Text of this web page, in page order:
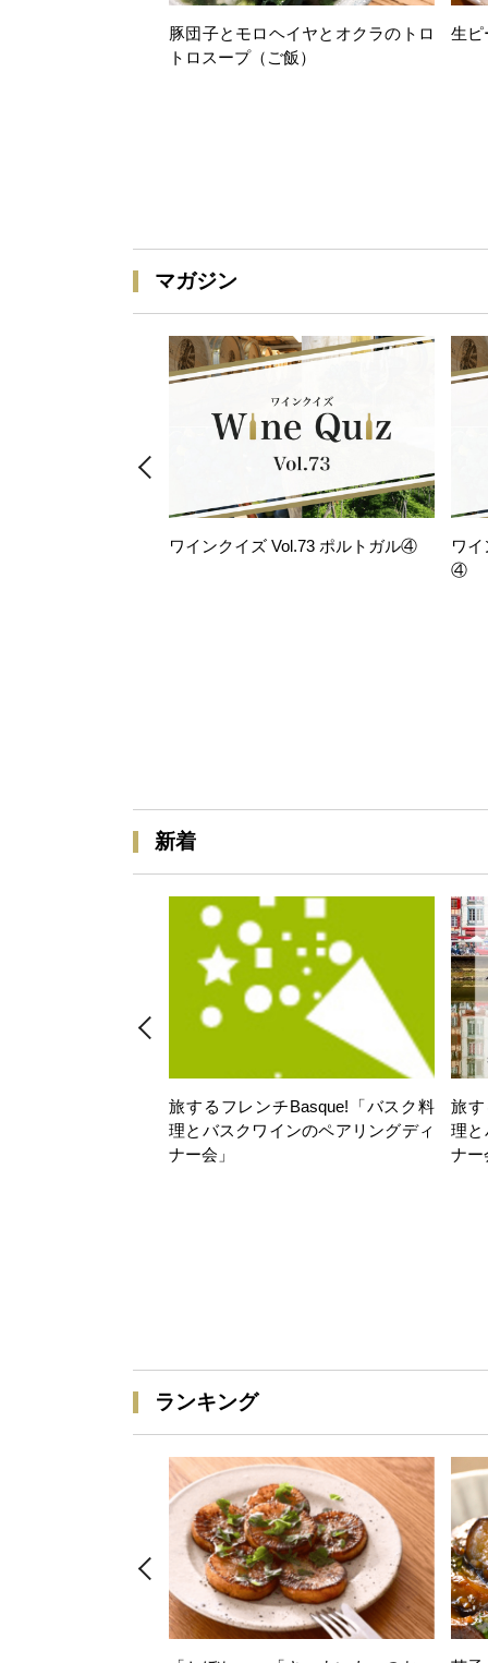
豚団子とモロヘイヤとオクラのトロ
トロスープ（ご飯）
生ピ
マガジン
ワインクイズ Vol.73 ポルトガル④
ワ
④
新着
旅するフレンチBasque!「バスク料
理とバスクワインのペアリングディ
ナー会」
旅
理と
ナー
ランキング